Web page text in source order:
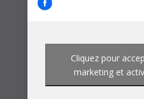
Cliquez pour
marketing et